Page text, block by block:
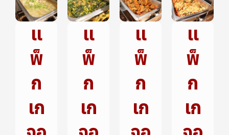
แ
พ็
ก
เก
แ
พ็
ก
เก
แ
พ็
ก
เก
แ
พ็
ก
เก